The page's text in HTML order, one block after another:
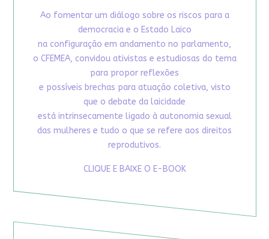
Ao fomentar um diálogo sobre os riscos para a
democracia e o Estado Laico
na configuração em andamento no parlamento,
o CFEMEA, convidou ativistas e estudiosas do tema
para propor reflexões
e possíveis brechas para atuação coletiva, visto
que o debate da laicidade
está intrinsecamente ligado à autonomia sexual
das mulheres e tudo o que se refere aos direitos
reprodutivos.
CLIQUE E BAIXE O E-BOOK